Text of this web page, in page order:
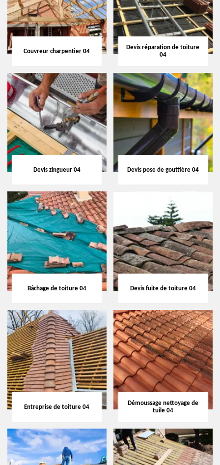
Couvreur charpentier 04
Devis réparation de toiture
04
Devis zingueur 04 Devis pose de gouttière 04
Bâchage de toiture 04 Devis fuite de toiture 04
Entreprise de toiture 04
Démoussage nettoyage de
tuile 04